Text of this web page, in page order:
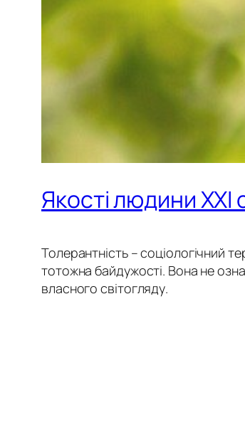
Якості людини ХХІ
Толерантність – соціологічний
тотожна байдужості. Вона не
власного світогляду.